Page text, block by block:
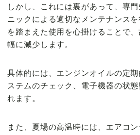
しかし、これには裏があって、専
ニックによる適切なメンテナンス
を踏まえた使用を心掛けることで
幅に減少します。
具体的には、エンジンオイルの定
ステムのチェック、電子機器の状
れます。
また、夏場の高温時には、エアコ